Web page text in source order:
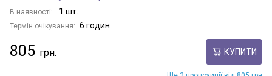
В наявності: 1 шт.
Термін очікування: 6 годин
805 КУПИТИ